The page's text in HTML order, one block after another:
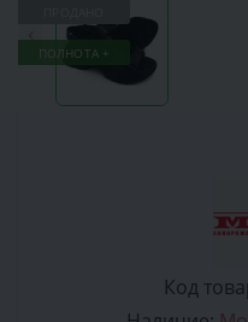
ПОЛНОТА +
‹
Код